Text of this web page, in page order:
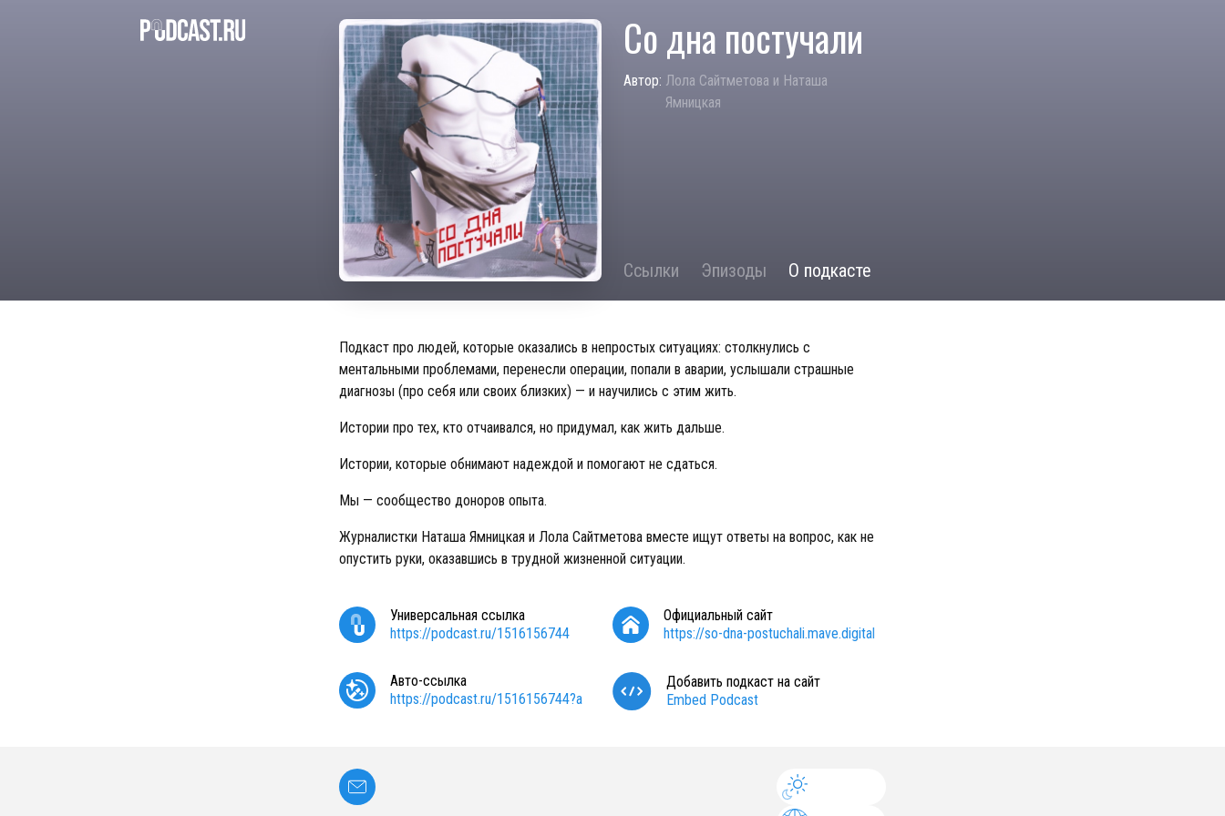
Со дна постучали
Автор: Лола Сайтметова и Наташа
Ямницкая
Ссылки Эпизоды О подкасте
Подкаст про людей, которые оказались в непростых ситуациях: столкнулись с
ментальными проблемами, перенесли операции, попали в аварии, услышали страшные
диагнозы (про себя или своих близких) — и научились с этим жить.
Истории про тех, кто отчаивался, но придумал, как жить дальше.
Истории, которые обнимают надеждой и помогают не сдаться.
Мы — сообщество доноров опыта.
Журналистки Наташа Ямницкая и Лола Сайтметова вместе ищут ответы на вопрос, как не
опустить руки, оказавшись в трудной жизненной ситуации.
Универсальная ссылка
https://podcast.ru/1516156744
Официальный сайт
https://so-dna-postuchali.mave.digital
Авто-ссылка
https://podcast.ru/1516156744?a
Добавить подкаст на сайт
Embed Podcast